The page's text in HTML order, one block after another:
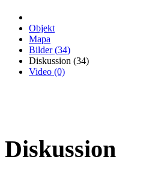
Objekt
Mapa
Bilder(34)
Diskussion (34)
Video (0)
Diskussion